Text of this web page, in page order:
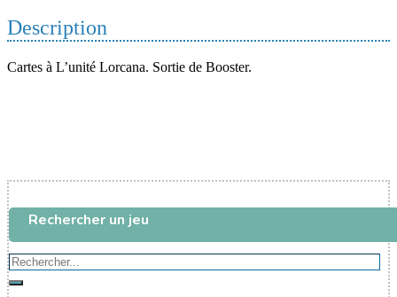
à
la
rescousse
Description
Cartes à L’unité Lorcana. Sortie de Booster.
Rechercher un jeu
Rechercher...
Rechercher